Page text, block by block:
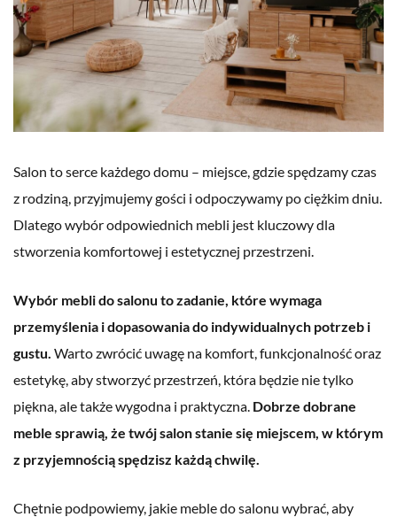
Salon to serce każdego domu – miejsce, gdzie spędzamy czas
z rodziną, przyjmujemy gości i odpoczywamy po ciężkim dniu.
Dlatego wybór odpowiednich mebli jest kluczowy dla
stworzenia komfortowej i estetycznej przestrzeni.
Wybór mebli do salonu to zadanie, które wymaga
przemyślenia i dopasowania do indywidualnych potrzeb i
gustu. Warto zwrócić uwagę na komfort, funkcjonalność oraz
estetykę, aby stworzyć przestrzeń, która będzie nie tylko
piękna, ale także wygodna i praktyczna. Dobrze dobrane
meble sprawią, że twój salon stanie się miejscem, w którym
z przyjemnością spędzisz każdą chwilę.
Chętnie podpowiemy, jakie meble do salonu wybrać, aby